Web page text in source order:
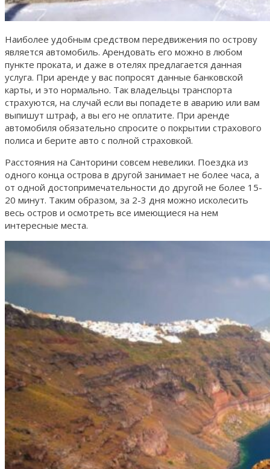
Наиболее удобным средством передвижения по острову
является автомобиль. Арендовать его можно в любом
пункте проката, и даже в отелях предлагается данная
услуга. При аренде у вас попросят данные банковской
карты, и это нормально. Так владельцы транспорта
страхуются, на случай если вы попадете в аварию или вам
выпишут штраф, а вы его не оплатите. При аренде
автомобиля обязательно спросите о покрытии страхового
полиса и берите авто с полной страховкой.
Расстояния на Санторини совсем невелики. Поездка из
одного конца острова в другой занимает не более часа, а
от одной достопримечательности до другой не более 15-
20 минут. Таким образом, за 2-3 дня можно исколесить
весь остров и осмотреть все имеющиеся на нем
интересные места.